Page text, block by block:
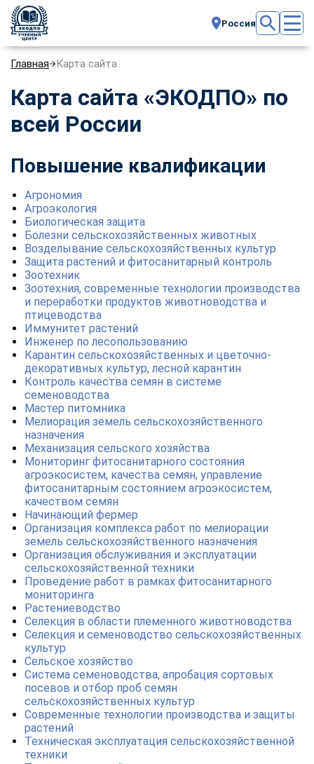
Россия
Главная Карта сайта
Карта сайта «ЭКОДПО» по
всей России
Повышение квалификации
Агрономия
Агроэкология
Биологическая защита
Болезни сельскохозяйственных животных
Возделывание сельскохозяйственных культур
Защита растений и фитосанитарный контроль
Зоотехник
Зоотехния, современные технологии производства
и переработки продуктов животноводства и
птицеводства
Иммунитет растений
Инженер по лесопользованию
Карантин сельскохозяйственных и цветочно-
декоративных культур, лесной карантин
Контроль качества семян в системе
семеноводства
Мастер питомника
Мелиорация земель сельскохозяйственного
назначения
Механизация сельского хозяйства
Мониторинг фитосанитарного состояния
агроэкосистем, качества семян, управление
фитосанитарным состоянием агроэкосистем,
качеством семян
Начинающий фермер
Организация комплекса работ по мелиорации
земель сельскохозяйственного назначения
Организация обслуживания и эксплуатации
сельскохозяйственной техники
Проведение работ в рамках фитосанитарного
мониторинга
Растениеводство
Селекция в области племенного животноводства
Селекция и семеноводство сельскохозяйственных
культур
Сельское хозяйство
Система семеноводства, апробация сортовых
посевов и отбор проб семян
сельскохозяйственных культур
Современные технологии производства и защиты
растений
Техническая эксплуатация сельскохозяйственной
техники